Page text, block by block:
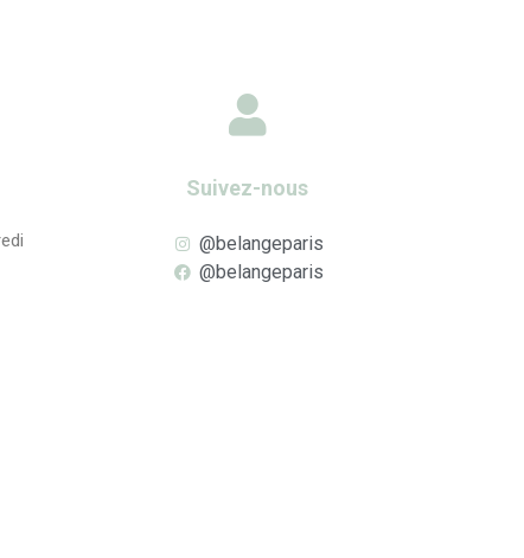
Suivez-nous
@belangeparis
@belangeparis